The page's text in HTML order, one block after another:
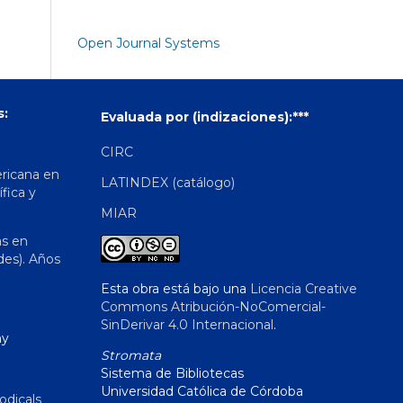
Open Journal Systems
en
y
en
Años
Evaluada por (indizaciones):***
CIRC
LATINDEX (catálogo)
MIAR
Esta obra está bajo una Licencia Creative
Commons Atribución-NoComercial-
SinDerivar 4.0 Internacional.
Stromata
Sistema de Bibliotecas
Universidad Católica de Córdoba